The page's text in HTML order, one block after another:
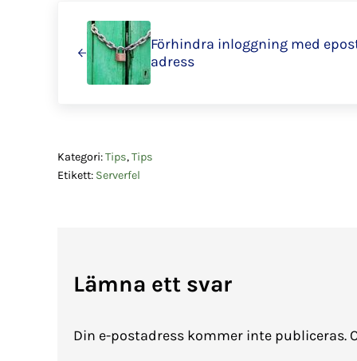
Förhindra inloggning med
adress
Kategori:Tips,Tips
Etikett: Serverfel
Lämna ett svar
Din e-postadress kommer inte publiceras.